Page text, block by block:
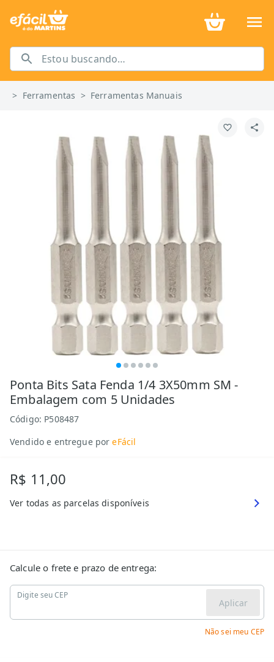
> Ferramentas > Ferramentas Manuais
Ponta Bits Sata Fenda 1/4 3X50mm SM -
Embalagem com 5 Unidades
Código: P508487
Vendido e entregue por eFácil
R$ 11,00
Ver todas as parcelas disponíveis
Calcule o frete e prazo de entrega:
Digite seu CEP
Aplicar
Não sei meu CEP